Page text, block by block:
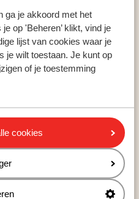
ga je akkoord met het
op 'Beheren’ klikt, vind je
lijst van cookies waar je
je wilt toestaan. Je kunt op
of je toestemming
cookies
Hinterglemm
op vakantie
media